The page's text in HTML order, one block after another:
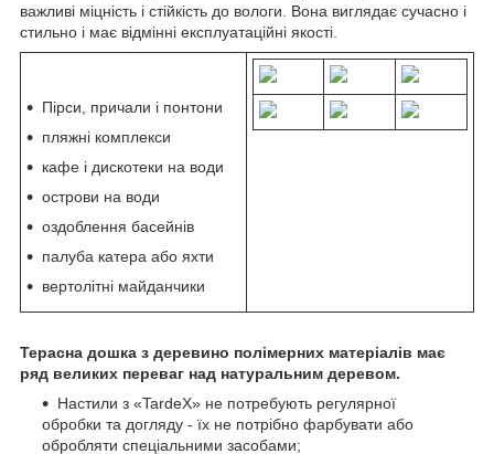
важливі міцність і стійкість до вологи. Вона виглядає сучасно і
стильно і має відмінні експлуатаційні якості.
Пірси, причали і понтони
пляжні комплекси
кафе і дискотеки на води
острови на води
оздоблення басейнів
палуба катера або яхти
вертолітні майданчики
Терасна дошка з деревино полімерних матеріалів має
ряд великих переваг над натуральним деревом.
Настили з «TardeX» не потребують регулярної
обробки та догляду - їх не потрібно фарбувати або
обробляти спеціальними засобами;